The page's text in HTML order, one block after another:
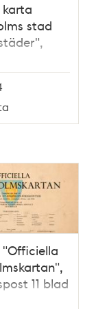
karta
stad
"Officiella
11 blad